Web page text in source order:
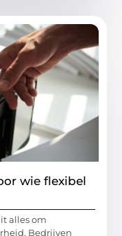
wie flexibel
alles om
Bedrijven